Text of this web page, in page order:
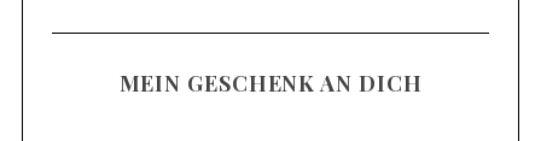
MEIN GESCHENK AN DICH